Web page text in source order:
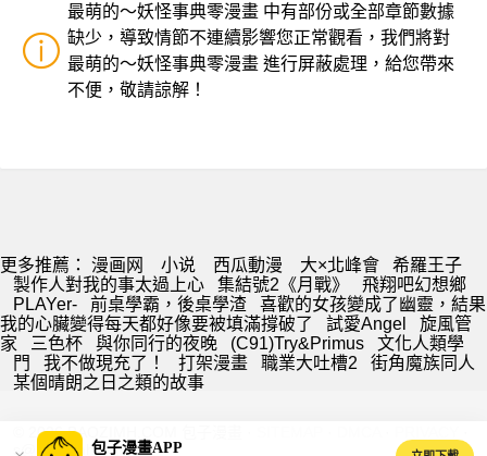
最萌的～妖怪事典零漫畫 中有部份或全部章節數據
缺少，導致情節不連續影響您正常觀看，我們將對
最萌的～妖怪事典零漫畫 進行屏蔽處理，給您帶來
不便，敬請諒解！
更多推薦： 漫画网 小说 西瓜動漫 大×北峰會
希羅王子
製作人對我的事太過上心
集結號2《月戰》
飛翔吧幻想鄉
PLAYer-
前桌學霸，後桌學渣
喜歡的女孩變成了幽靈，結果
我的心臟變得每天都好像要被填滿撐破了
試愛Angel
旋風管
家
三色杯 與你同行的夜晚 (C91)Try&Primus
文化人類學
門
我不做現充了！ 打架漫畫 職業大吐槽2
街角魔族同人
某個晴朗之日之類的故事
包子漫畫APP
© 2026 BAOZIMH.COM 包子漫畫 ·
s@baozimh.com